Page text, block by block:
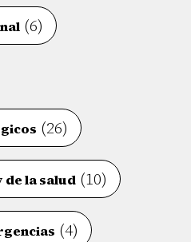
(6)
(26)
la salud (10)
(4)